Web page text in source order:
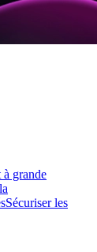
à grande
Sécuriser les